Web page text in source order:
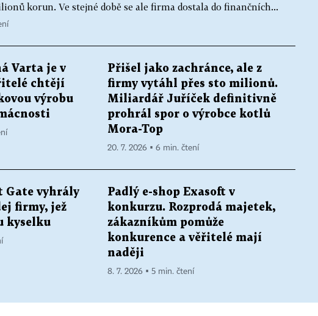
korun. Ve stejné době se ale firma dostala do finančních...
Varta je v
chtějí
výrobu
Přišel jako zachránce, ale z
firmy vytáhl přes sto milionů.
Miliardář Juříček definitivně
prohrál spor o výrobce kotlů
Mora-Top
20. 7. 2026 ▪ 6 min. čtení
Gate vyhrály
firmy, jež
kyselku
Padlý e-shop Exasoft v
konkurzu. Rozprodá majetek,
zákazníkům pomůže
konkurence a věřitelé mají
naději
8. 7. 2026 ▪ 5 min. čtení